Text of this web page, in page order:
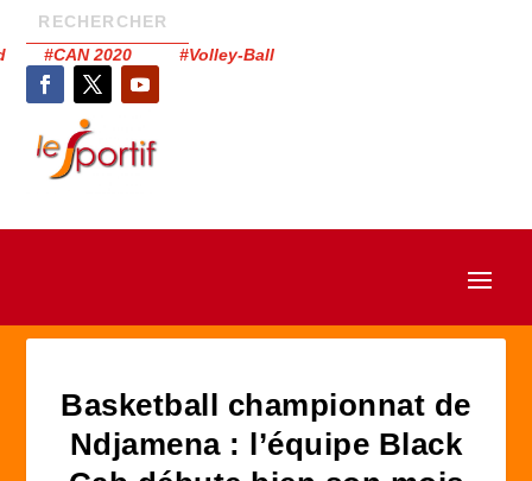
#CAN 2020 #Volley-Ball
Basketball championnat de
Ndjamena : l’équipe Black